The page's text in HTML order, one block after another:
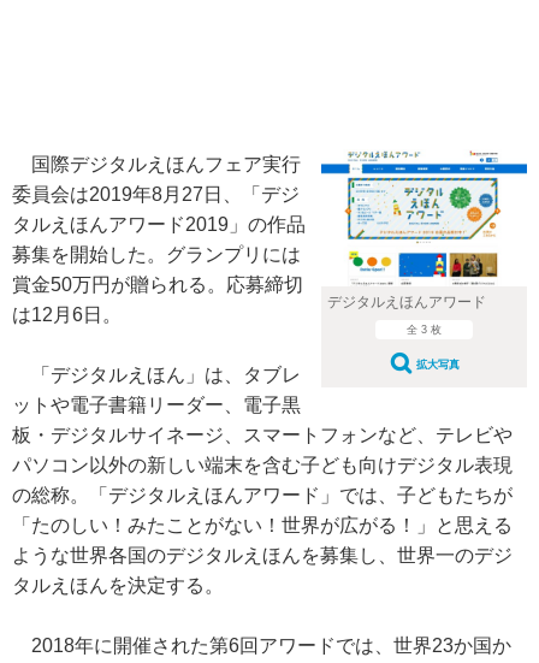
デジタルえほんアワード
全 3 枚
拡大写真
国際デジタルえほんフェア実行
委員会は2019年8月27日、「デジ
タルえほんアワード2019」の作品
募集を開始した。グランプリには
賞金50万円が贈られる。応募締切
は12月6日。
「デジタルえほん」は、タブレ
ットや電子書籍リーダー、電子黒
板・デジタルサイネージ、スマートフォンなど、テレビや
パソコン以外の新しい端末を含む子ども向けデジタル表現
の総称。「デジタルえほんアワード」では、子どもたちが
「たのしい！みたことがない！世界が広がる！」と思える
ような世界各国のデジタルえほんを募集し、世界一のデジ
タルえほんを決定する。
2018年に開催された第6回アワードでは、世界23か国か